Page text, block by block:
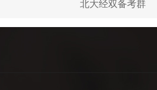
北大经双备考群